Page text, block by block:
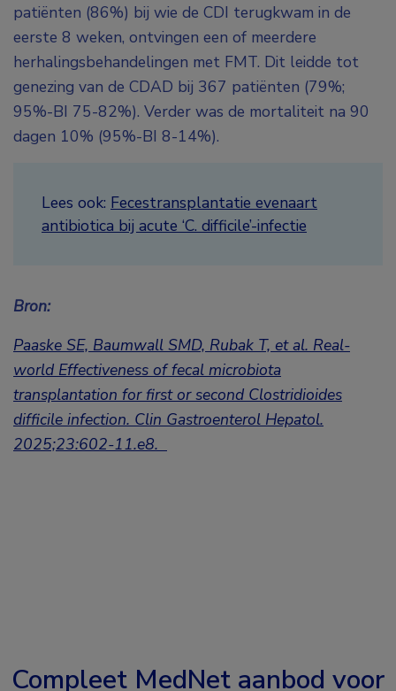
patiënten (86%) bij wie de CDI terugkwam in de
eerste 8 weken, ontvingen een of meerdere
herhalingsbehandelingen met FMT. Dit leidde tot
genezing van de CDAD bij 367 patiënten (79%;
95%-BI 75-82%). Verder was de mortaliteit na 90
dagen 10% (95%-BI 8-14%).
Lees ook: Fecestransplantatie evenaart
antibiotica bij acute ‘C. difficile’-infectie
Bron:
Paaske SE, Baumwall SMD, Rubak T, et al. Real-
world Effectiveness of fecal microbiota
transplantation for first or second Clostridioides
difficile infection. Clin Gastroenterol Hepatol.
2025;23:602-11.e8.
Compleet MedNet aanbod voor